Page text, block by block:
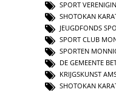
SPORT
SHOTOKAN
JEUGDFONDS
SPORT CLUB
SPORTEN
DE GEMEENTE
KRIJGSKUNST
SHOTOKAN